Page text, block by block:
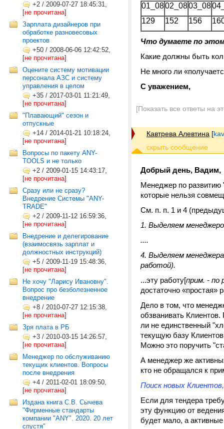
+2 / 2009-07-27 18:45:31,
[не прочитана]
Зарплата дизайнеров при
обработке разновесовых
проектов
+50 / 2008-06-06 12:42:52,
[не прочитана]
Оцените систему мотивации
персонала АЗС и систему
управления в целом
+35 / 2017-03-01 11:21:49,
[не прочитана]
"Плавающий" сезон и
отпускные
+14 / 2014-01-21 10:18:24,
[не прочитана]
Вопросы по пакету ANY-
TOOLS и не только
+2 / 2009-01-15 14:43:17,
[не прочитана]
Сразу или не сразу?
Внедрение Системы "ANY-
TRADE"
+2 / 2009-11-12 16:59:36,
[не прочитана]
Внедрение и делегирование
(взаимосвязь зарплат и
должностных инструкций)
+5 / 2009-11-19 15:48:36,
[не прочитана]
Не хочу "Ларису Ивановну".
Вопрос про безболезненное
внедрение
+8 / 2010-07-27 12:15:38,
[не прочитана]
Зря плата в РБ
+3 / 2010-03-15 14:26:57,
[не прочитана]
Менеджер по обслуживанию
текущих клиентов. Вопросы
после внедрения
+4 / 2011-02-01 18:09:50,
[не прочитана]
Издана книга С.В. Сычева
"Фирменные стандарты
компании "ANY". 2020. 20 лет
спустя"
01_0802_0803_08
129
152 156
Что думаете по
Какие должны быть
Не много ли
С уважением,
[Показать все ответы на
Кавтрева Алевтина [
Добрый день, Вадим,
Менеджер по развитию
которые нельзя
См. п. п. 1 и 4
1. Выделяем
....
4. Выделяем
работой).
...эту работу[прим. - по
достаточно «простая»
Дело в том, что
обзванивать
ли не единственный
текущую базу
Можно это поручить
А менеджер же
кто не обращался к
Поиск новых
Если для тендера
эту функцию от
будет мало, а